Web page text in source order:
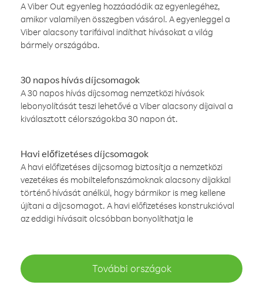
A Viber Out egyenleg hozzáadódik az egyenlegéhez,
amikor valamilyen összegben vásárol. A egyenleggel a
Viber alacsony tarifáival indíthat hívásokat a világ
bármely országába.
30 napos hívás díjcsomagok
A 30 napos hívás díjcsomag nemzetközi hívások
lebonyolítását teszi lehetővé a Viber alacsony díjaival a
kiválasztott célországokba 30 napon át.
Havi előfizetéses díjcsomagok
A havi előfizetéses díjcsomag biztosítja a nemzetközi
vezetékes és mobiltelefonszámoknak alacsony díjakkal
történő hívását anélkül, hogy bármikor is meg kellene
újítani a díjcsomagot. A havi előfizetéses konstrukcióval
az eddigi hívásait olcsóbban bonyolíthatja le
További országok